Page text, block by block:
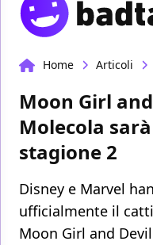
Home Articoli
Moon Girl
Molecola
stagione 2
Disney e Marvel
ufficialmente il
Moon Girl and